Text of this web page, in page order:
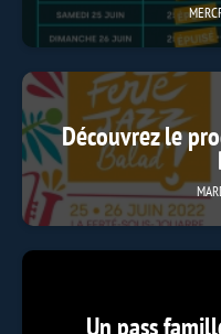
Découvrez le
Un pass